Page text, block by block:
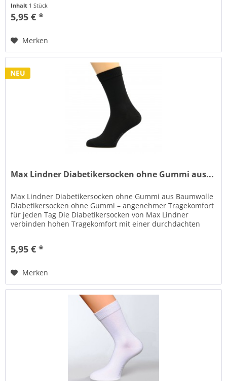
Inhalt 1 Stück
5,95 € *
Merken
NEU
Max Lindner Diabetikersocken ohne Gummi aus...
Max Lindner Diabetikersocken ohne Gummi aus Baumwolle
Diabetikersocken ohne Gummi – angenehmer Tragekomfort
für jeden Tag Die Diabetikersocken von Max Lindner
verbinden hohen Tragekomfort mit einer durchdachten
5,95 € *
Merken